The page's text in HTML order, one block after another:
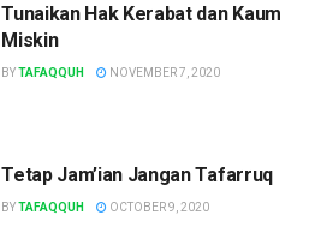
Tunaikan Hak Kerabat dan Kaum
Miskin
BYTAFAQQUH NOVEMBER 7, 2020
Tetap Jam’ian Jangan Tafarruq
BYTAFAQQUH OCTOBER 9, 2020